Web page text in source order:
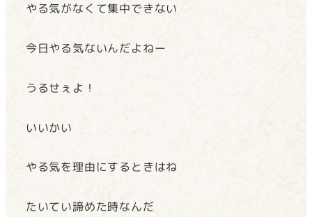
やる気がなくて集中できない
今日やる気ないんだよねー
うるせぇよ！
いいかい
やる気を理由にするときはね
たいてい諦めた時なんだ